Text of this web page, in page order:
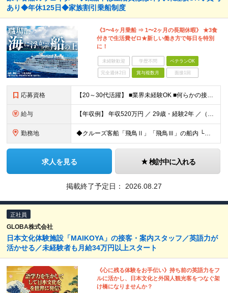
あり◆年休125日◆家族割引乗船制度
《3〜4ヶ月乗船 ⇒ 1〜2ヶ月の長期休暇》 ★3食
付きで生活費ゼロ★新しい働き方で毎日を特別
に！
未経験歓迎 学歴不問 ベテランOK
完全週休2日 賞与複数月 面接1回
応募資格 【20～30代活躍】 ■業界未経験OK ■何らかの接客経験をお持ちの方 ■学歴不問 ～こんな方にピッタリ～ ・同世代の明るい仲間と一緒に楽しく働きたい方 ・長期休暇を使って海外旅行を満喫したい方 ・
給与 【年収例】 年収520万円 ／ 29歳・経験2年 ／（賞与年2回・各種手当を含む） 年収680万円 ／ 34歳・経験5年 ／（賞与年2回・各種手当を含む） ◆月給20万450円～29万3000円＋各
勤務地 ◆クルーズ客船「飛鳥Ⅱ」「飛鳥Ⅲ」の船内 └乗船地・下船地はクルーズスケジュールにより異なります（横浜、神戸、全国各地および海外） └配属先の船に直接乗船していただきます └乗船地まで／下船地からの交
求人を見る 検討中に入れる
掲載終了予定日： 2026.08.27
正社員
GLOBA株式会社
日本文化体験施設「MAIKOYA」の接客・案内スタッフ／英語力が
活かせる／未経験者も月給34万円以上スタート
《心に残る体験をお手伝い》持ち前の英語力をフ
ルに活かし、日本文化と外国人観光客をつなぐ架
け橋になりませんか？